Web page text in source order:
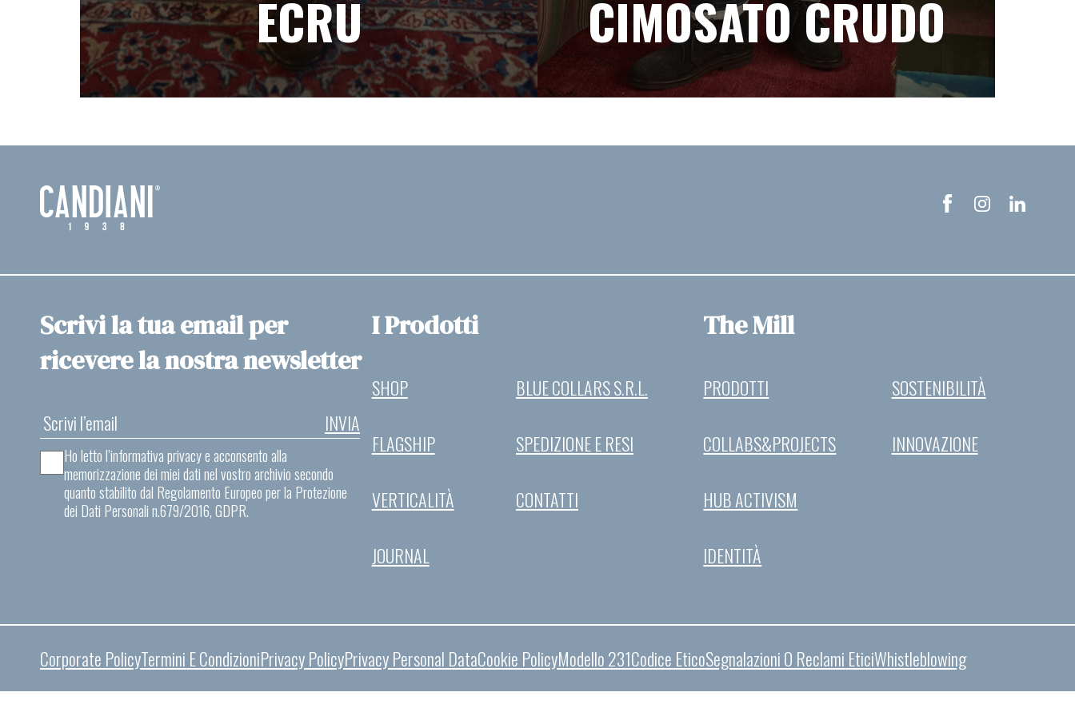
ECRU CIMOSATO CRUDO
Scrivi la tua email per
ricevere la nostra newsletter
INVIA
Ho letto l’informativa privacy e acconsento alla
memorizzazione dei miei dati nel vostro archivio secondo
quanto stabilito dal Regolamento Europeo per la Protezione
dei Dati Personali n.679/2016, GDPR.
I Prodotti
SHOP
FLAGSHIP
VERTICALITÀ
JOURNAL
BLUE COLLARS S.R.L.
SPEDIZIONE E RESI
CONTATTI
The Mill
PRODOTTI
COLLABS&PROJECTS
HUB ACTIVISM
IDENTITÀ
SOSTENIBILITÀ
INNOVAZIONE
Corporate PolicyTermini E CondizioniPrivacy PolicyPrivacy Personal DataCookie PolicyModello 231Codice EticoSegnalazioni O Reclami EticiWhistleblowing